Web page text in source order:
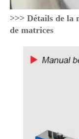
>>> Détails de la
de matrices